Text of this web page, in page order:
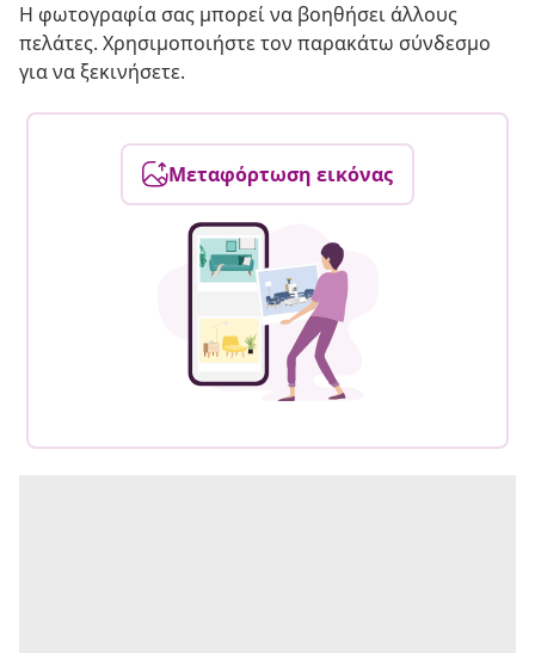
Η φωτογραφία σας μπορεί να βοηθήσει άλλους
πελάτες. Χρησιμοποιήστε τον παρακάτω σύνδεσμο
για να ξεκινήσετε.
Μεταφόρτωση εικόνας